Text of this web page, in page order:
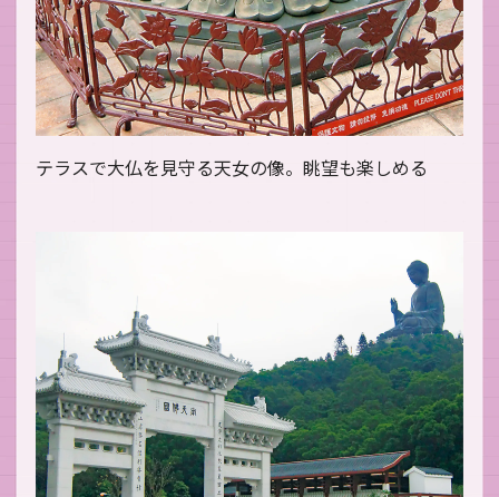
テラスで大仏を見守る天女の像。眺望も楽しめる